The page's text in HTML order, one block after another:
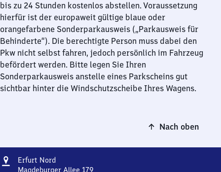
bis zu 24 Stunden kostenlos abstellen. Voraussetzung
hierfür ist der europaweit gültige blaue oder
orangefarbene Sonderparkausweis („Parkausweis für
Behinderte“). Die berechtigte Person muss dabei den
Pkw nicht selbst fahren, jedoch persönlich im Fahrzeug
befördert werden. Bitte legen Sie Ihren
Sonderparkausweis anstelle eines Parkscheins gut
sichtbar hinter die Windschutzscheibe Ihres Wagens.
Nach oben
Adresse
Erfurt NordErfurt
Nord
Magdeburger Allee 179